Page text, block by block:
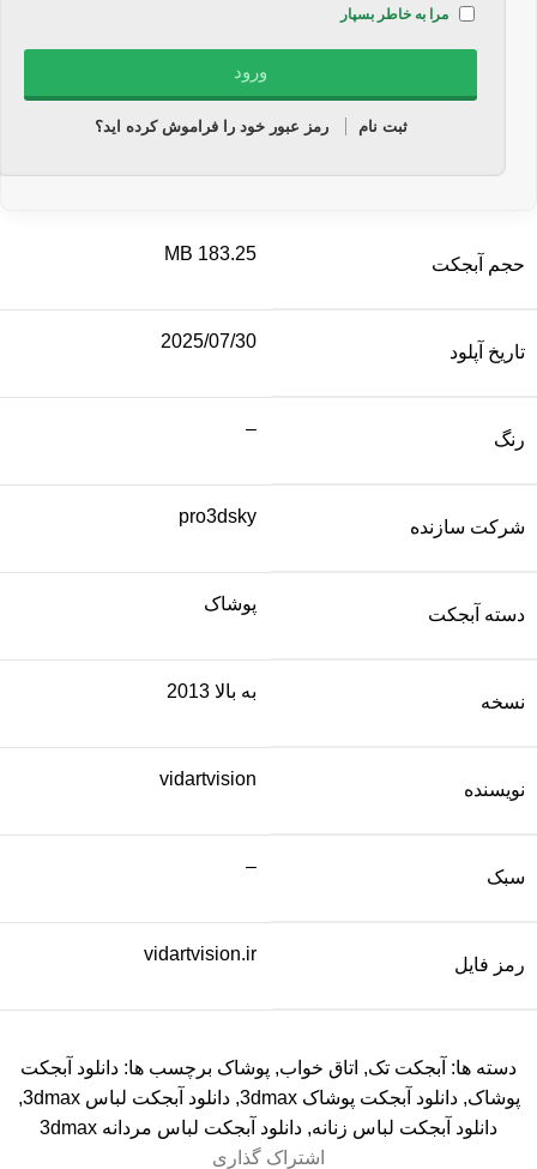
مرا به خاطر بسپار
ثبت نام رمز عبور خود را فراموش کرده اید؟
حجم آبجکت
183.25 MB
تاریخ آپلود
2025/07/30
رنگ
–
شرکت سازنده
pro3dsky
دسته آبجکت
پوشاک
نسخه
به بالا 2013
نویسنده
vidartvision
سبک
–
رمز فایل
vidartvision.ir
دسته ها: آبجکت تک, اتاق خواب, پوشاک برچسب ها: دانلود آبجکت
پوشاک, دانلود آبجکت پوشاک 3dmax , دانلود آبجکت لباس 3dmax
,
دانلود آبجکت لباس زنانه, دانلود آبجکت لباس مردانه 3dmax
اشتراک گذاری